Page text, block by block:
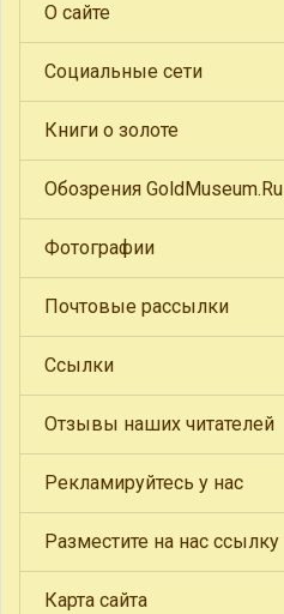
О сайте
Социальные сети
Книги о золоте
Обозрения GoldMuseum.Ru
Фотографии
Почтовые рассылки
Ссылки
Отзывы наших читателей
Рекламируйтесь у нас
Разместите на нас ссылку
Карта сайта